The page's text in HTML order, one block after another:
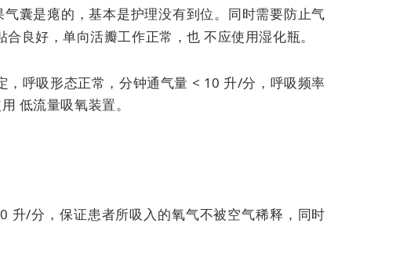
囊是瘪的，基本是护理没有到位。同时需要防止气
合良好，单向活瓣工作正常，也不应使用湿化瓶。
呼吸形态正常，分钟通气量 < 10 升/分，呼吸频率
低流量吸氧装置。
升/分，保证患者所吸入的氧气不被空气稀释，同时